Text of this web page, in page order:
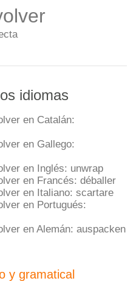
idiomas
en Catalán:
en Gallego:
en Inglés: unwrap
en Francés: déballer
en Italiano: scartare
en Portugués:
en Alemán: auspacken
y gramatical